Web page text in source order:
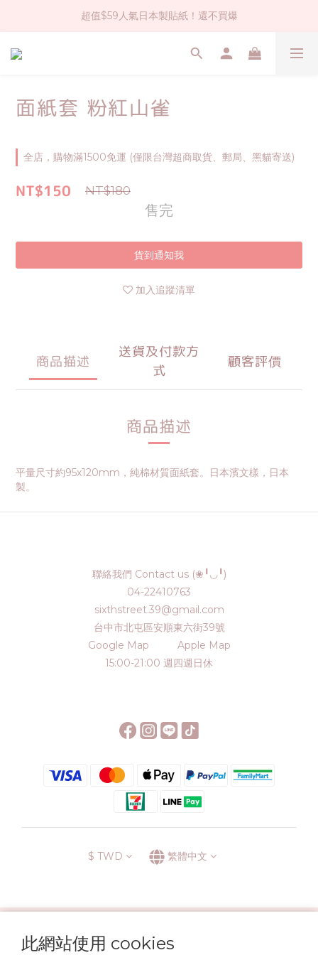
此網站使用 cookies
社群大人氣！各種有趣的打洞器
超值$59人氣日本製貼紙！還不買爆
全店$1500免運(台灣地區)
面紙套 粉紅山雀
全店，購物滿1500免運 (僅限台灣超商取貨、郵局、黑貓寄送)
NT$150 NT$180
售完
貨到通知我
加入追蹤清單
商品描述
送貨及付款方
式
顧客評價
商品描述
平量尺寸約95x120mm，純棉材質面紙套。日本濱文樣，日本
製。
聯絡我們 Contact us (❀╹◡╹)
04-22410763
sixthstreet.39@gmail.com
台中市北屯區安順東六街39號
Google Map
Apple Map
15:00-21:00 週四週日休
$ TWD 繁體中文
運送方式
退換貨政策 條款與細則